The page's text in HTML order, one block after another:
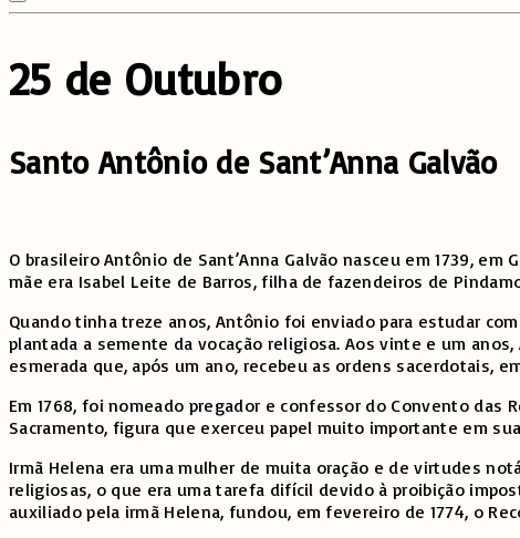
25 de Outubro
Santo Antônio de Sant’Anna Galvão
O brasileiro Antônio de Sant’Anna Galvão nasceu em 1739,
mãe era Isabel Leite de Barros, filha de fazendeiros de
Quando tinha treze anos, Antônio foi enviado para estudar
plantada a semente da vocação religiosa. Aos vinte e um
esmerada que, após um ano, recebeu as ordens sacerdotais,
Em 1768, foi nomeado pregador e confessor do Convento
Sacramento, figura que exerceu papel muito importante em
Irmã Helena era uma mulher de muita oração e de virtudes
religiosas, o que era uma tarefa difícil devido à proibição
auxiliado pela irmã Helena, fundou, em fevereiro de 1774, o